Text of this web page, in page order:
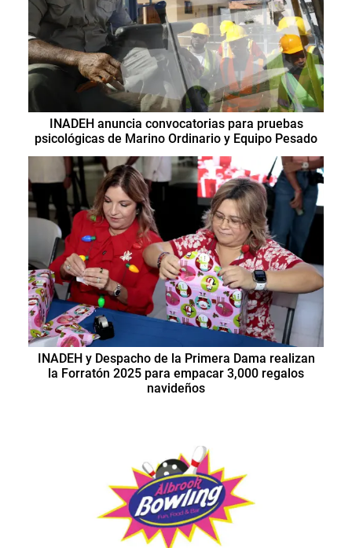
INADEH anuncia convocatorias para pruebas
psicológicas de Marino Ordinario y Equipo Pesado
INADEH y Despacho de la Primera Dama realizan
la Forratón 2025 para empacar 3,000 regalos
navideños